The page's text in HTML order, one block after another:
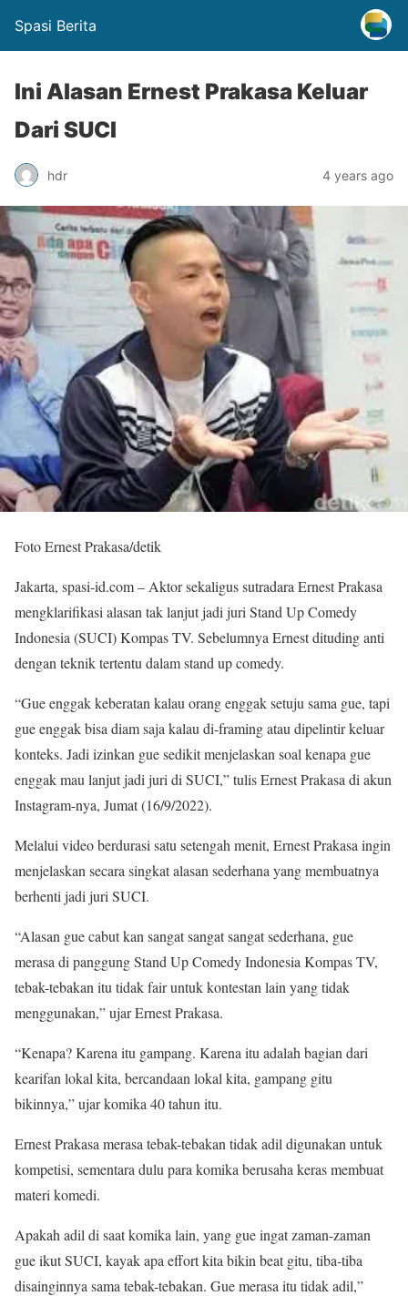
Spasi Berita
Ini Alasan Ernest Prakasa Keluar
Dari SUCI
hdr 4 years ago
Foto Ernest Prakasa/detik
Jakarta, spasi-id.com – Aktor sekaligus sutradara Ernest Prakasa
mengklarifikasi alasan tak lanjut jadi juri Stand Up Comedy
Indonesia (SUCI) Kompas TV. Sebelumnya Ernest dituding anti
dengan teknik tertentu dalam stand up comedy.
“Gue enggak keberatan kalau orang enggak setuju sama gue, tapi
gue enggak bisa diam saja kalau di-framing atau dipelintir keluar
konteks. Jadi izinkan gue sedikit menjelaskan soal kenapa gue
enggak mau lanjut jadi juri di SUCI,” tulis Ernest Prakasa di akun
Instagram-nya, Jumat (16/9/2022).
Melalui video berdurasi satu setengah menit, Ernest Prakasa ingin
menjelaskan secara singkat alasan sederhana yang membuatnya
berhenti jadi juri SUCI.
“Alasan gue cabut kan sangat sangat sangat sederhana, gue
merasa di panggung Stand Up Comedy Indonesia Kompas TV,
tebak-tebakan itu tidak fair untuk kontestan lain yang tidak
menggunakan,” ujar Ernest Prakasa.
“Kenapa? Karena itu gampang. Karena itu adalah bagian dari
kearifan lokal kita, bercandaan lokal kita, gampang gitu
bikinnya,” ujar komika 40 tahun itu.
Ernest Prakasa merasa tebak-tebakan tidak adil digunakan untuk
kompetisi, sementara dulu para komika berusaha keras membuat
materi komedi.
Apakah adil di saat komika lain, yang gue ingat zaman-zaman
gue ikut SUCI, kayak apa effort kita bikin beat gitu, tiba-tiba
disainginnya sama tebak-tebakan. Gue merasa itu tidak adil,”